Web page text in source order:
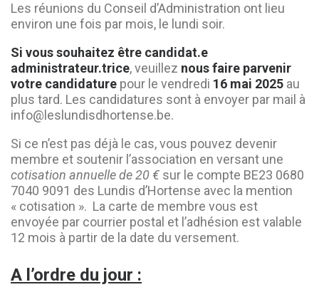
Les réunions du Conseil d’Administration ont lieu
environ une fois par mois, le lundi soir.
Si vous souhaitez être candidat.e
administrateur.trice, veuillez nous faire parvenir
votre candidature pour le vendredi 16 mai 2025 au
plus tard. Les candidatures sont à envoyer par mail à
info@leslundisdhortense.be.
Si ce n’est pas déjà le cas, vous pouvez devenir
membre et soutenir l’association en versant une
cotisation annuelle de 20 € sur le compte BE23 0680
7040 9091 des Lundis d’Hortense avec la mention
« cotisation ». La carte de membre vous est
envoyée par courrier postal et l’adhésion est valable
12 mois à partir de la date du versement.
A l’ordre du jour :